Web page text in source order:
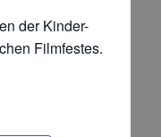
der Kinder-
Filmfestes.